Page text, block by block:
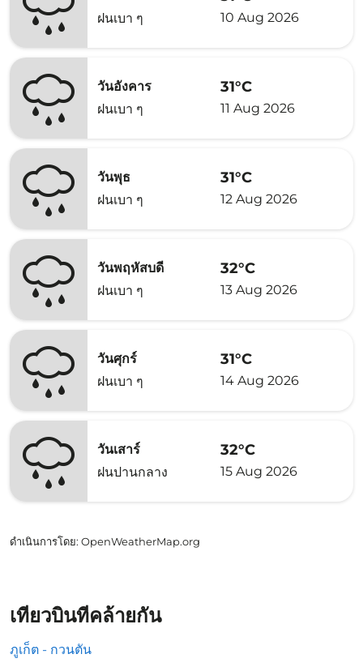
ฝนเบา ๆ
10 Aug 2026
วันอังคาร
ฝนเบา ๆ
31°C
11 Aug 2026
วันพุธ
ฝนเบา ๆ
31°C
12 Aug 2026
วันพฤหัสบดี
ฝนเบา ๆ
32°C
13 Aug 2026
วันศุกร์
ฝนเบา ๆ
31°C
14 Aug 2026
วันเสาร์
ฝนปานกลาง
32°C
15 Aug 2026
ดำเนินการโดย: OpenWeatherMap.org
เที่ยวบินที่คล้ายกัน
ภูเก็ต - กวนตัน